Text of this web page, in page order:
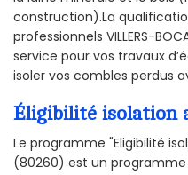
construction).La
professionnels VILLERS-
service pour vos travaux
isoler vos combles perdus
Éligibilité isolation
Le programme "Eligibilité
(80260) est un